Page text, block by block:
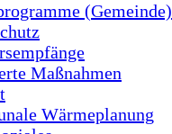
(Gemeinde)
Maßnahmen
Wärmeplanung